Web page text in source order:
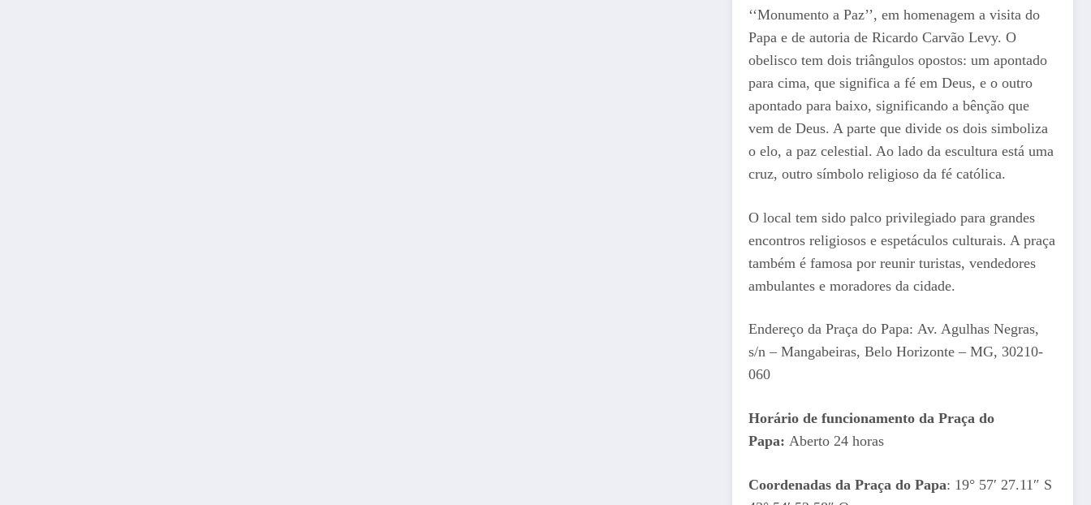
‘‘Monumento a Paz’’, em homenagem a visita do
Papa e de autoria de Ricardo Carvão Levy. O
obelisco tem dois triângulos opostos: um apontado
para cima, que significa a fé em Deus, e o outro
apontado para baixo, significando a bênção que
vem de Deus. A parte que divide os dois simboliza
o elo, a paz celestial. Ao lado da escultura está uma
cruz, outro símbolo religioso da fé católica.
O local tem sido palco privilegiado para grandes
encontros religiosos e espetáculos culturais. A praça
também é famosa por reunir turistas, vendedores
ambulantes e moradores da cidade.
Endereço da Praça do Papa: Av. Agulhas Negras,
s/n – Mangabeiras, Belo Horizonte – MG, 30210-
060
Horário de funcionamento da Praça do
Papa: Aberto 24 horas
Coordenadas da Praça do Papa: 19° 57′ 27.11″ S